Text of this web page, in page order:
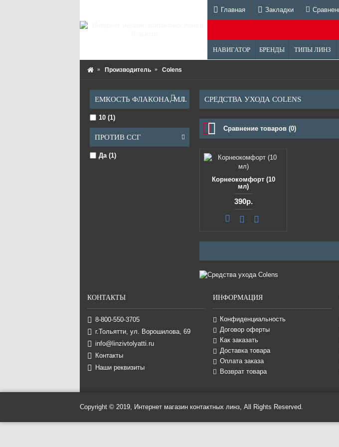
Главная Закладки
НАВИГАТОР БРЕНДЫ ТИПЫ ЛИНЗ
Производитель Colens
ЕМКОСТЬ ФЛАКОНА, МЛ.
10 (1)
ПРОТИВ ССГ
Да (1)
СРЕДСТВА УХОДА COLENS
Сравнение товаров (0)
Корнеокомфорт (10
мл)
390р.
КОНТАКТЫ
8-800-550-3705
г.Тольятти, ул. Ворошилова, 69
info@linzivtolyatti.ru
Контакты
Наши реквизиты
ИНФОРМАЦИЯ
Конфиденциальность
Договор оферты
Как заказать
Доставка товара
Оплата заказа
Возврат товара
Copyright © 2019, Интернет магазин контактных линз, All Rights Reserved.